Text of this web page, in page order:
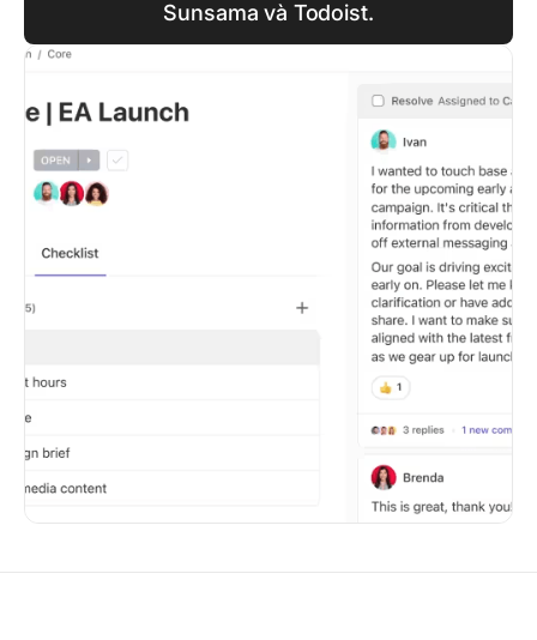
Sunsama và Todoist.